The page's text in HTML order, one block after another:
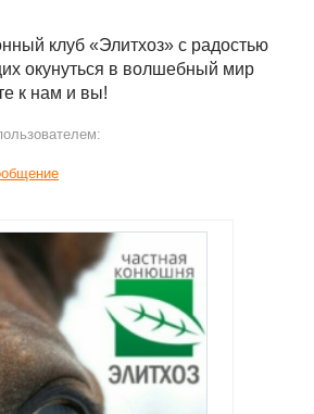
клуб «Элитхоз» с радостью
окунуться в волшебный мир
к нам и вы!